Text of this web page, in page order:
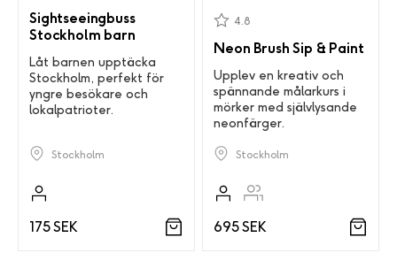
Sightseeingbuss
Stockholm barn
Låt barnen upptäcka
Stockholm, perfekt för
yngre besökare och
lokalpatrioter.
Stockholm
175 SEK
Neon Brush Sip & Paint
4.8
Upplev en kreativ och
spännande målarkurs i
mörker med självlysande
neonfärger.
Stockholm
695 SEK